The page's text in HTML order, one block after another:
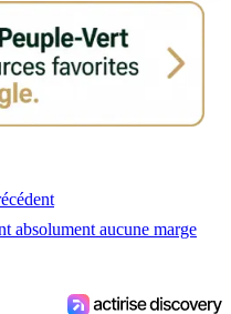
de
2
absolument aucune marge